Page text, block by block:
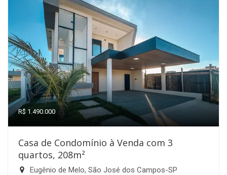
R$ 1.490.000
Casa de Condomínio à Venda com 3
quartos, 208m²
Eugênio de Melo, São José dos Campos-SP